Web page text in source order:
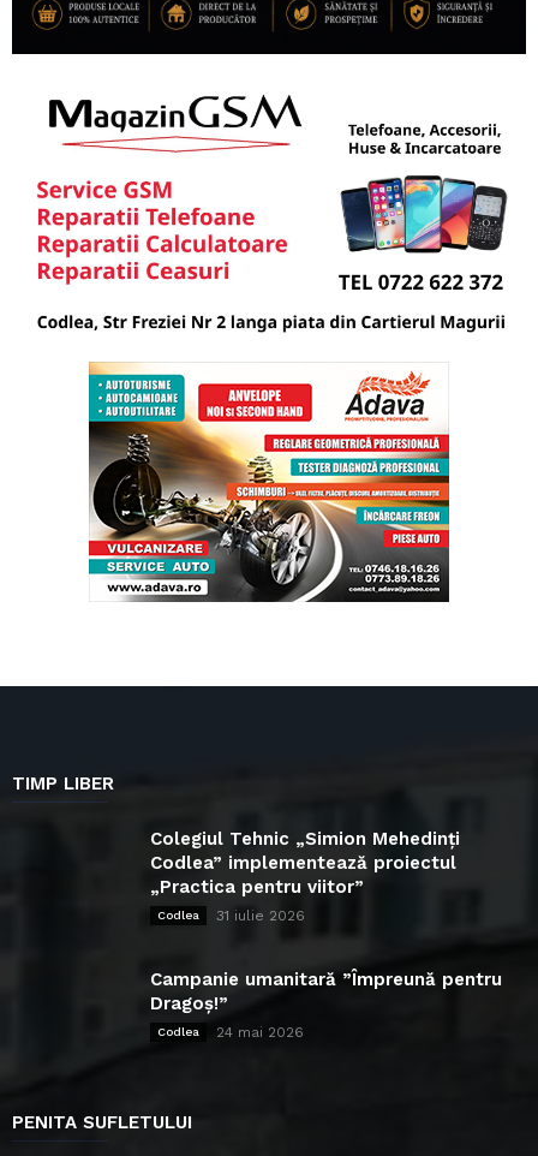
TIMP LIBER
Colegiul Tehnic „Simion Mehedinți
Codlea” implementează proiectul
„Practica pentru viitor”
Codlea 31 iulie 2026
Campanie umanitară ”Împreună pentru
Dragoș!”
Codlea 24 mai 2026
PENITA SUFLETULUI